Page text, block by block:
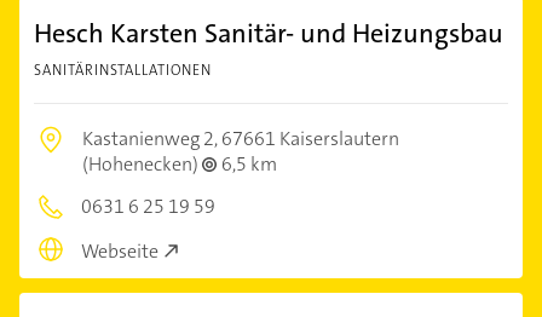
Hesch Karsten Sanitär- und Heizungsbau
SANITÄRINSTALLATIONEN
Kastanienweg 2,67661 Kaiserslautern
(Hohenecken)
6,5 km
0631 6 25 19 59
Webseite